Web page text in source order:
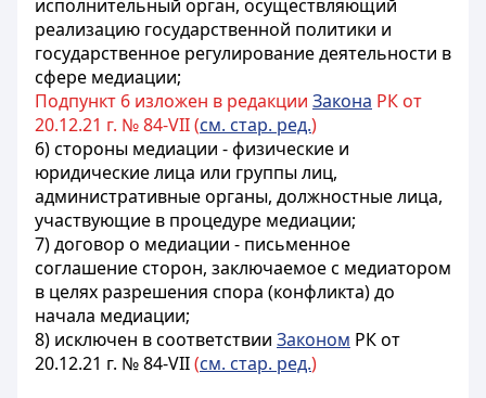
исполнительный орган, осуществляющий
реализацию государственной политики и
государственное регулирование деятельности в
сфере медиации;
Подпункт 6 изложен в редакции Закона РК от
20.12.21 г. № 84-VII (см. стар. ред.)
6) стороны медиации - физические и
юридические лица или группы лиц,
административные органы, должностные лица,
участвующие в процедуре медиации;
7) договор о медиации - письменное
соглашение сторон, заключаемое с медиатором
в целях разрешения спора (конфликта) до
начала медиации;
8) исключен в соответствии Законом РК от
20.12.21 г. № 84-VII(см. стар. ред.)